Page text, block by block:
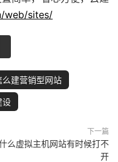
web/sites/
么建营销型网站
设
下一篇
么虚拟主机网站有时候打不
开